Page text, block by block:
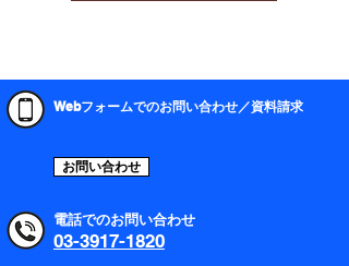
Webフォームでのお問い合わせ／資料請求
お問い合わせ
電話でのお問い合わせ
03-3917-1820